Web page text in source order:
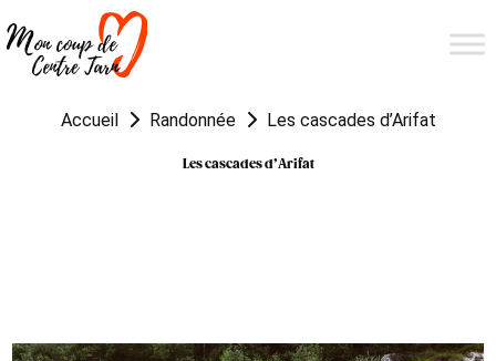
Accueil Randonnée Les cascades d’Arifat
Les cascades d’Arifat